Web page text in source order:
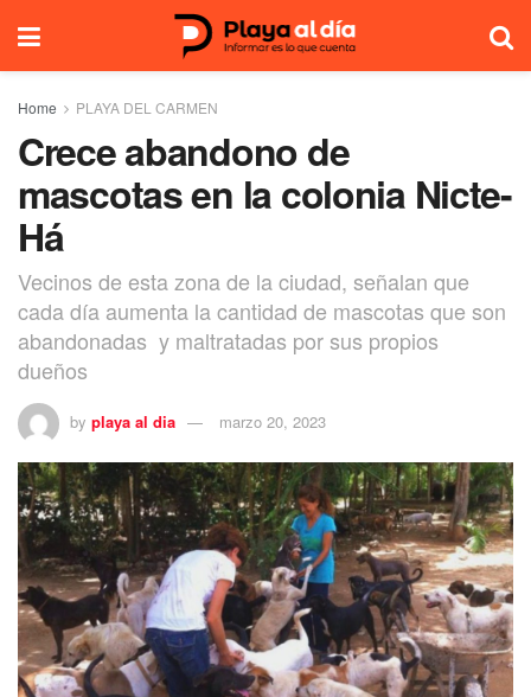
Home PLAYA DEL CARMEN
Crece abandono de
mascotas en la colonia Nicte-
Há
Vecinos de esta zona de la ciudad, señalan que
cada día aumenta la cantidad de mascotas que son
abandonadas y maltratadas por sus propios
dueños
by playa al dia marzo 20, 2023